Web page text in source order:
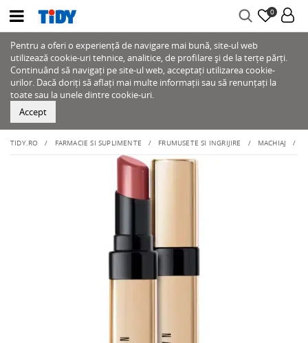
0
Pentru a oferi o experiență de navigare mai bună, site-ul web
utilizează cookie-uri tehnice, analitice, de profilare și de la terțe părți.
Continuând să navigați pe site-ul web, acceptați utilizarea cookie-
urilor. Dacă doriți să aflați mai multe informații sau să renunțați la
toate sau la unele dintre cookie-uri.
Accept
TIDY.RO FARMACIE SI SUPLIMENTE FRUMUSETE SI INGRIJIRE MACHIAJ